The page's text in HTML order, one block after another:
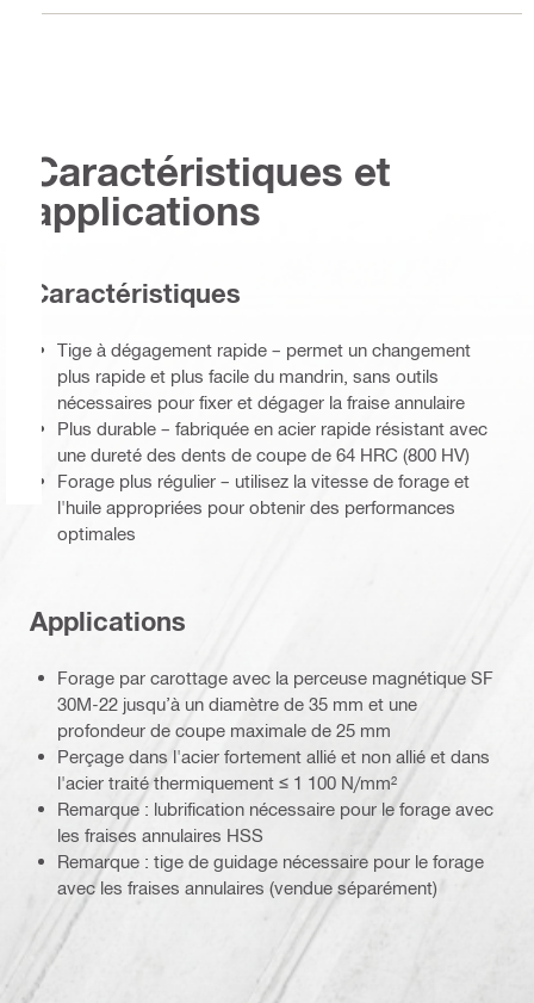
Caractéristiques et
applications
Caractéristiques
Tige à dégagement rapide – permet un changement
plus rapide et plus facile du mandrin, sans outils
nécessaires pour fixer et dégager la fraise annulaire
Plus durable – fabriquée en acier rapide résistant avec
une dureté des dents de coupe de 64 HRC (800 HV)
Forage plus régulier – utilisez la vitesse de forage et
l'huile appropriées pour obtenir des performances
optimales
Applications
Forage par carottage avec la perceuse magnétique SF
30M-22 jusqu’à un diamètre de 35 mm et une
profondeur de coupe maximale de 25 mm
Perçage dans l'acier fortement allié et non allié et dans
l'acier traité thermiquement ≤ 1 100 N/mm²
Remarque : lubrification nécessaire pour le forage avec
les fraises annulaires HSS
Remarque : tige de guidage nécessaire pour le forage
avec les fraises annulaires (vendue séparément)